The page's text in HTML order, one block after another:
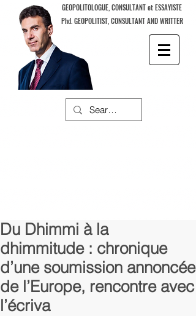
GEOPOLITOLOGUE, CONSULTANT et ESSAYISTE
Phd. GEOPOLITIST, CONSULTANT AND WRITTER
Du Dhimmi à la
dhimmitude : chronique
d’une soumission annoncée
de l’Europe, rencontre avec
l’écriva